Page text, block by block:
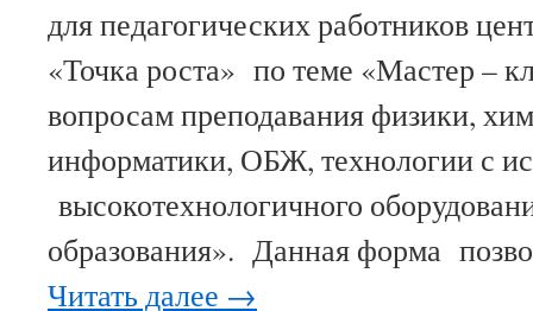
для педагогических работников
«Точка роста» по теме «Мастер –
вопросам преподавания физики,
информатики, ОБЖ, технологии с
высокотехнологичного
образования». Данная форма
Читать далее →